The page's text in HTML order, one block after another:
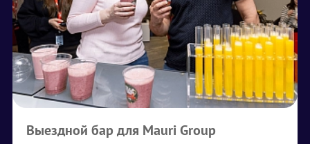
Выездной бар для Mauri Group